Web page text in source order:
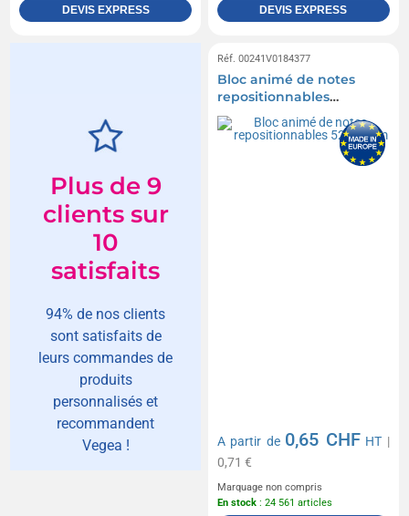
DEVIS EXPRESS DEVIS EXPRESS
Plus de 9
clients sur
10
satisfaits
94% de nos clients
sont satisfaits de
leurs commandes de
produits
personnalisés et
recommandent
Vegea !
Réf. 00241V0184377
Bloc animé de notes
repositionnables
52x75mm
A partir de 0,65 CHF HT |
0,71 €
Marquage non compris
En stock : 24 561 articles